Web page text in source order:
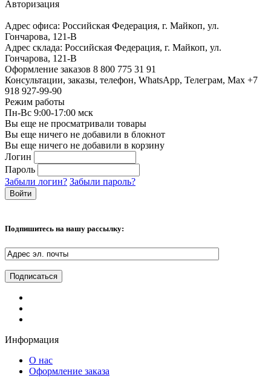
Авторизация
Адрес офиса: Российская Федерация, г. Майкоп, ул.
Гончарова, 121-В
Адрес склада: Российская Федерация, г. Майкоп, ул.
Гончарова, 121-В
Оформление заказов 8 800 775 31 91
Консультации, заказы, телефон, WhatsApp, Телеграм, Мах +7
918 927-99-90
Режим работы
Пн-Вс 9:00-17:00 мск
Вы еще не просматривали товары
Вы еще ничего не добавили в блокнот
Вы еще ничего не добавили в корзину
Логин
Пароль
Забыли логин? Забыли пароль?
Подпишитесь на нашу рассылку:
Информация
О нас
Оформление заказа